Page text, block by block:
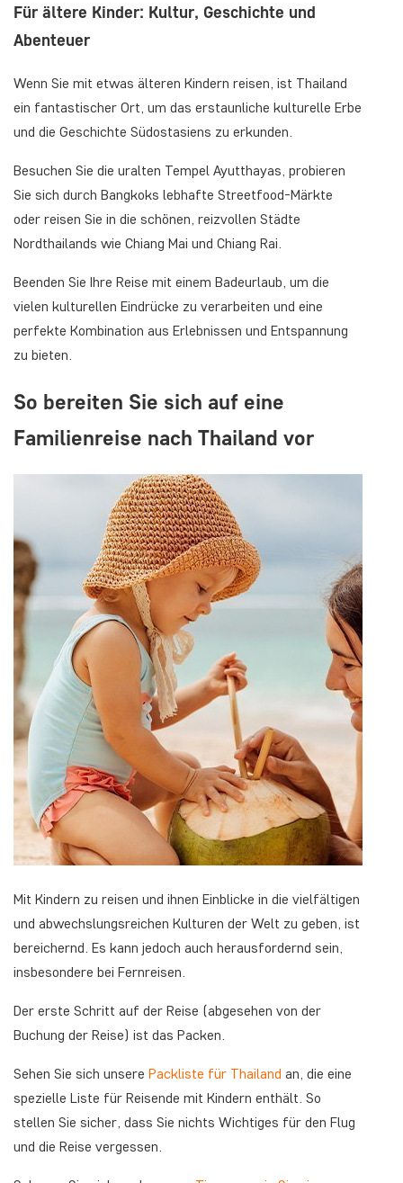
Für ältere Kinder: Kultur, Geschichte und
Abenteuer
Wenn Sie mit etwas älteren Kindern reisen, ist Thailand
ein fantastischer Ort, um das erstaunliche kulturelle Erbe
und die Geschichte Südostasiens zu erkunden.
Besuchen Sie die uralten Tempel Ayutthayas, probieren
Sie sich durch Bangkoks lebhafte Streetfood-Märkte
oder reisen Sie in die schönen, reizvollen Städte
Nordthailands wie Chiang Mai und Chiang Rai.
Beenden Sie Ihre Reise mit einem Badeurlaub, um die
vielen kulturellen Eindrücke zu verarbeiten und eine
perfekte Kombination aus Erlebnissen und Entspannung
zu bieten.
So bereiten Sie sich auf eine
Familienreise nach Thailand vor
Mit Kindern zu reisen und ihnen Einblicke in die vielfältigen
und abwechslungsreichen Kulturen der Welt zu geben, ist
bereichernd. Es kann jedoch auch herausfordernd sein,
insbesondere bei Fernreisen.
Der erste Schritt auf der Reise (abgesehen von der
Buchung der Reise) ist das Packen.
Sehen Sie sich unsere Packliste für Thailand an, die eine
spezielle Liste für Reisende mit Kindern enthält. So
stellen Sie sicher, dass Sie nichts Wichtiges für den Flug
und die Reise vergessen.